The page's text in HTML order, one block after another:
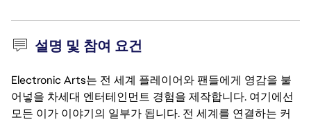
설명 및 참여 요건
Electronic Arts는 전 세계 플레이어와 팬들에게 영감을 불
어넣을 차세대 엔터테인먼트 경험을 제작합니다. 여기에선
모든 이가 이야기의 일부가 됩니다. 전 세계를 연결하는 커